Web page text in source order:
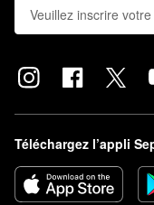
Téléchargez l’appli